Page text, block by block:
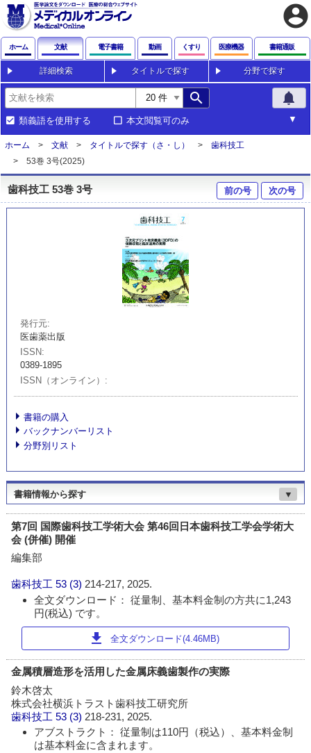
account_circle
ホーム 文献 電子書籍 動画 くすり 医療機器 書籍通販
詳細検索 タイトルで探す 分野で探す
search notifications
類義語を使用する 本文閲覧可のみ
ホーム 文献 タイトルで探す（さ・し）
歯科技工
53巻 3号(2025)
歯科技工 53巻 3号 前の号 次の号
発行元
医歯薬出版
ISSN
0389-1895
ISSN（オンライン）
書籍の購入
バックナンバーリスト
分野別リスト
書籍情報から探す ▼
第7回 国際歯科技工学術大会 第46回日本歯科技工学会学術大
会 (併催) 開催
編集部
歯科技工 53 (3)214-217, 2025.
全文ダウンロード： 従量制、基本料金制の方共に1,243
円(税込) です。
download 全文ダウンロード(4.46MB)
金属積層造形を活用した金属床義歯製作の実際
鈴木啓太
株式会社横浜トラスト歯科技工研究所
歯科技工 53 (3) 218-231, 2025.
アブストラクト： 従量制は110円（税込）、基本料金制
は基本料金に含まれます。